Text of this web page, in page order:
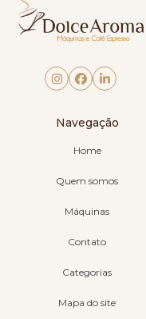
Navegação
Home
Quem somos
Máquinas
Contato
Categorias
Mapa do site